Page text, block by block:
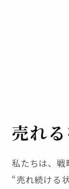
売れ
私たちは、
“売れ続ける